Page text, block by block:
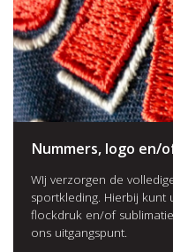
Nummers, logo en/
WIj verzorgen de
sportkleding. Hierbij kunt
flockdruk en/of
ons uitgangspunt.